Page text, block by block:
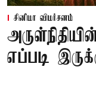
சினிமா விமர்சனம்
எப்படி